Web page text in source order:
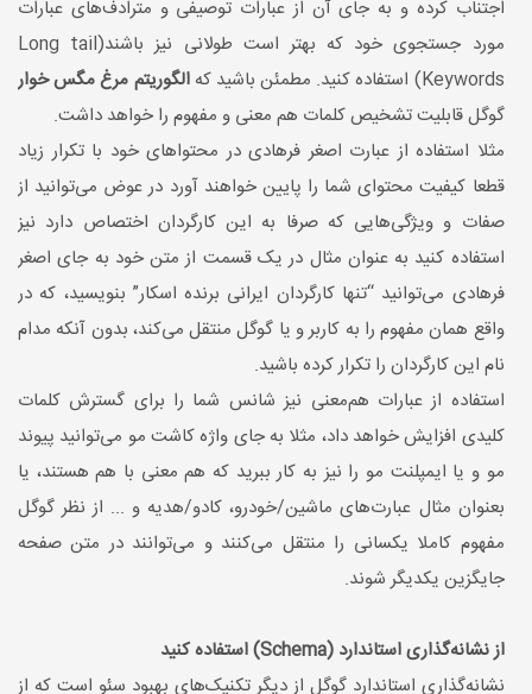
اجتناب کرده و به جای آن از عبارات توصیفی و مترادف‌های عبارات
مورد جستجوی خود که بهتر است طولانی نیز باشند(Long tail
Keywords) استفاده کنید. مطمئن باشید که
الگوریتم مرغ مگس خوار
گوگل قابلیت تشخیص کلمات هم معنی و مفهوم را خواهد داشت.
مثلا استفاده از عبارت اصغر فرهادی در محتواهای خود با تکرار زیاد
قطعا کیفیت محتوای شما را پایین خواهند آورد در عوض می‌توانید از
صفات و ویژگی‌هایی که صرفا به این کارگردان اختصاص دارد نیز
استفاده کنید به عنوان مثال در یک قسمت از متن خود به جای اصغر
فرهادی می‌توانید “تنها کارگردان ایرانی برنده اسکار” بنویسید، که در
واقع همان مفهوم را به کاربر و یا گوگل منتقل می‌کند، بدون آنکه مدام
نام این کارگردان را تکرار کرده باشید.
استفاده از عبارات هم‌معنی نیز شانس شما را برای گسترش کلمات
کلیدی افزایش خواهد داد، مثلا به جای واژه کاشت مو می‌توانید پیوند
مو و یا ایمپلنت مو را نیز به کار ببرید که هم معنی با هم هستند، یا
بعنوان مثال عبارت‌های ماشین/خودرو، کادو/هدیه و ... از نظر گوگل
مفهوم کاملا یکسانی را منتقل می‌کنند و می‌توانند در متن صفحه
جایگزین یکدیگر شوند.
از نشانه‌گذاری استاندارد (Schema) استفاده کنید
نشانه‌گذاری استاندارد گوگل از دیگر تکنیک‌های بهبود سئو است که از